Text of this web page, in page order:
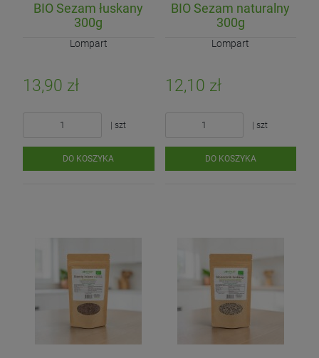
BIO Sezam łuskany
300g
Lompart
13,90 zł
| szt
DO KOSZYKA
BIO Sezam naturalny
300g
Lompart
12,10 zł
| szt
DO KOSZYKA